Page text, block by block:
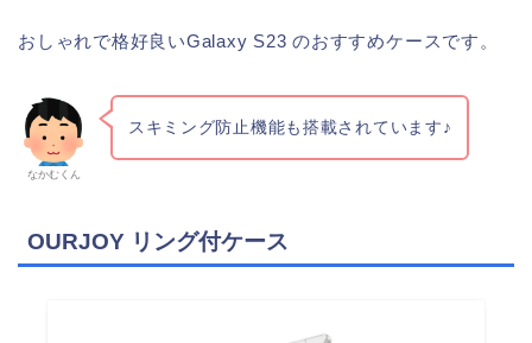
おしゃれで格好良いGalaxy S23 のおすすめケースです。
なかむくん
スキミング防止機能も搭載されています♪
OURJOY リング付ケース